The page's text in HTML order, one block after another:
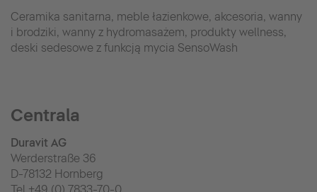
Ceramika sanitarna, meble łazienkowe, akcesoria, wanny
i brodziki, wanny z hydromasażem, produkty wellness,
deski sedesowe z funkcją mycia SensoWash
Centrala
Duravit AG
Werderstraße 36
D-78132 Hornberg
Tel +49 (0) 7833-70-0